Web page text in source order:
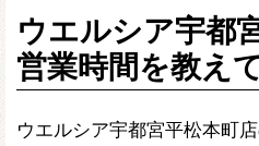
ウエルシア宇都
営業時間を教え
ウエルシア宇都宮平松本町